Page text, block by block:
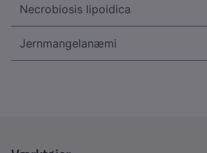
Necrobiosis lipoidica
Jernmangelanæmi